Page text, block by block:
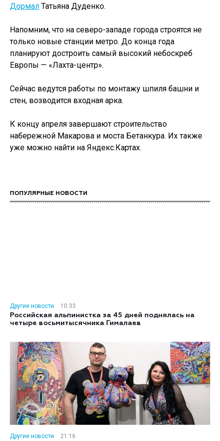
Дормал Татьяна Дуденко.
Напомним, что на северо-западе города строятся не
только новые станции метро. До конца года
планируют достроить самый высокий небоскреб
Европы — «Лахта-центр».
Сейчас ведутся работы по монтажу шпиля башни и
стен, возводится входная арка.
К концу апреля завершают строительство
набережной Макарова и моста Бетанкура. Их также
уже можно найти на Яндекс.Картах.
ПОПУЛЯРНЫЕ НОВОСТИ
Другие новости
10:33
Российская альпинистка за 45 дней поднялась на
четыре восьмитысячника Гималаев
Другие новости
21:16